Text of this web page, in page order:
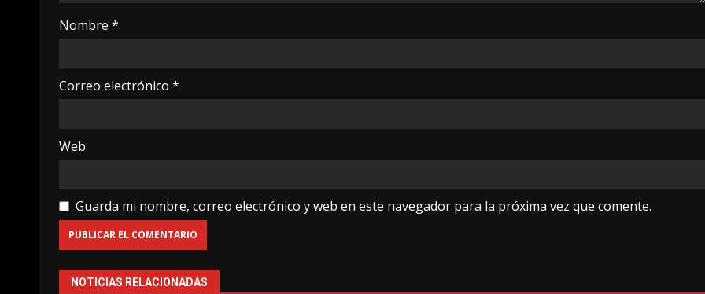
Nombre *
Correo electrónico *
Web
Guarda mi nombre, correo electrónico y web en este navegador para la próxima vez que comente.
NOTICIAS RELACIONADAS